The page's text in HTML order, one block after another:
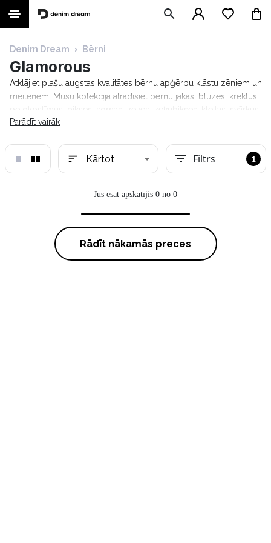
Denim Dream › Bērni
Glamorous
Atklājiet plašu augstas kvalitātes bērnu apģērbu klāstu zēniem un
meitenēm! Mūsu kolekcijā atradīsiet bērnu jakas, blūzes, kreklus,
un daudz ko citu. Stilīgs un ērts apģērbs no pazīstamiem
Kids, Tommy Hilfiger Kids, Trespass. Bezmaksas piegāde
pasūtījumiem virs 69 €.
Parādīt vairāk
Kārtot Filtrs 1
Jūs esat apskatījis 0 no 0
Rādīt nākamās preces